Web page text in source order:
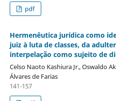
pdf
Hermenêutica jurídica como
juiz à luta de classes, da
interpelação como sujeito de
Celso Naoto Kashiura Jr., Oswaldo
Álvares de Farias
141-157